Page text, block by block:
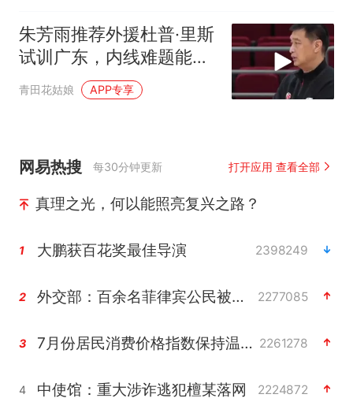
朱芳雨推荐外援杜普·里斯
试训广东，内线难题能否
解决？
青田花姑娘 APP专享
网易热搜 每30分钟更新 打开应用 查看全部
真理之光，何以能照亮复兴之路？
1 大鹏获百花奖最佳导演 2398249
2 外交部：百余名菲律宾公民被依法处理 2277085
3 7月份居民消费价格指数保持温和上涨 2261278
4 中使馆：重大涉诈逃犯檀某落网 2224872